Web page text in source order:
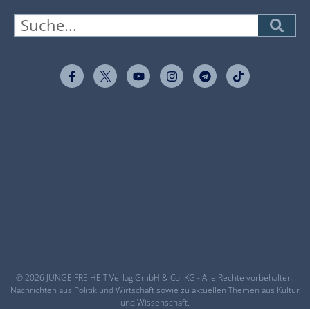
© 2026 JUNGE FREIHEIT Verlag GmbH & Co. KG - Alle Rechte vorbehalten.
Nachrichten aus Politik und Wirtschaft sowie zu aktuellen Themen aus Kultur
und Wissenschaft.